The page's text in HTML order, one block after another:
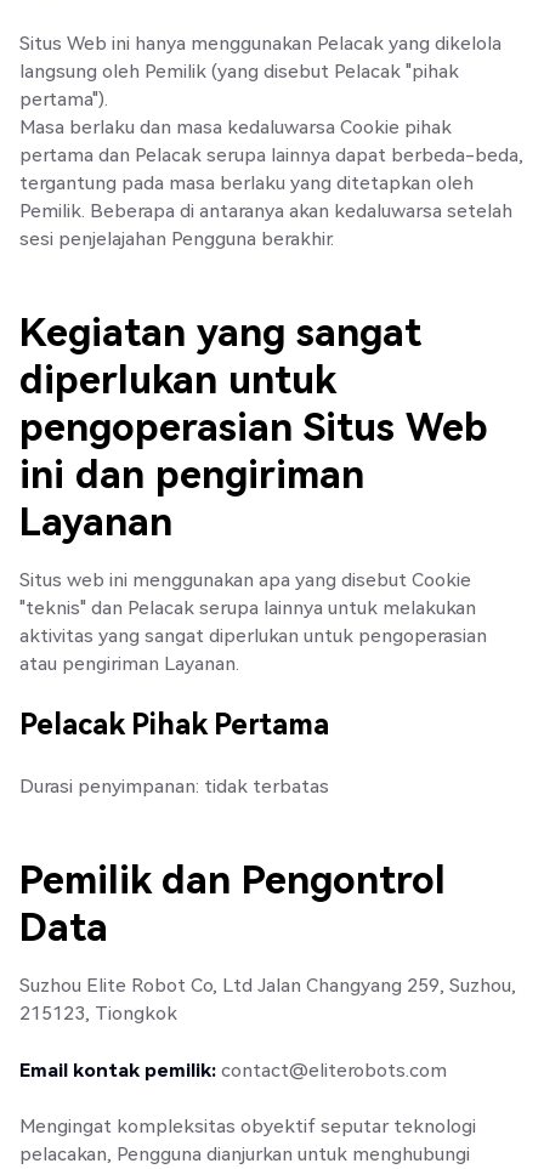
Situs Web ini hanya menggunakan Pelacak yang dikelola
langsung oleh Pemilik (yang disebut Pelacak "pihak
pertama").
Masa berlaku dan masa kedaluwarsa Cookie pihak
pertama dan Pelacak serupa lainnya dapat berbeda-beda,
tergantung pada masa berlaku yang ditetapkan oleh
Pemilik. Beberapa di antaranya akan kedaluwarsa setelah
sesi penjelajahan Pengguna berakhir.
Kegiatan yang sangat
diperlukan untuk
pengoperasian Situs Web
ini dan pengiriman
Layanan
Situs web ini menggunakan apa yang disebut Cookie
"teknis" dan Pelacak serupa lainnya untuk melakukan
aktivitas yang sangat diperlukan untuk pengoperasian
atau pengiriman Layanan.
Pelacak Pihak Pertama
Durasi penyimpanan: tidak terbatas
Pemilik dan Pengontrol
Data
Suzhou Elite Robot Co, Ltd Jalan Changyang 259, Suzhou,
215123, Tiongkok
Email kontak pemilik:contact@eliterobots.com
Mengingat kompleksitas obyektif seputar teknologi
pelacakan, Pengguna dianjurkan untuk menghubungi